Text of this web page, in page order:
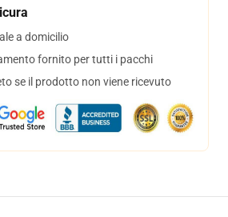
a domicilio
fornito per tutti i pacchi
se il prodotto non viene ricevuto